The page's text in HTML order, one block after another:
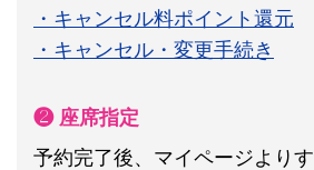
・キャンセル料ポイント還元
・キャンセル・変更手続き
❷ 座席指定
予約完了後、マイページより